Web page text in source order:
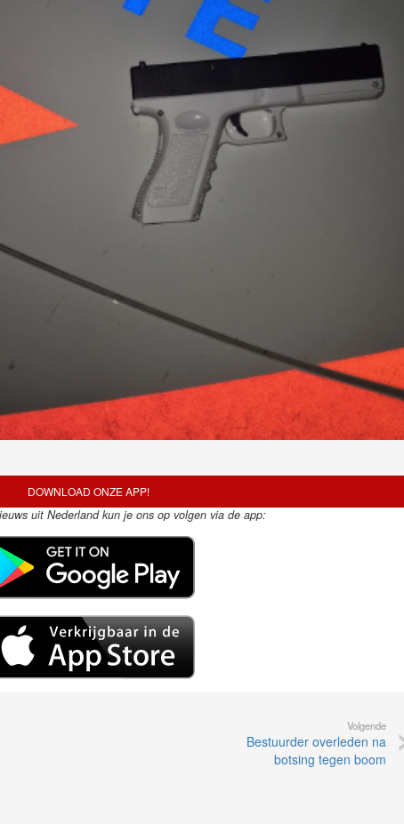
DOWNLOAD ONZE APP!
uit Nederland kun je ons op volgen via de app:
Volgende
Bestuurder overleden na
botsing tegen boom